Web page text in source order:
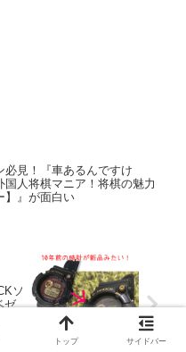
必見！『車あるんですけ
人将棋マニア！将棋の魅力
】』が面白い
ソ
ゼ
トップ サイドバー